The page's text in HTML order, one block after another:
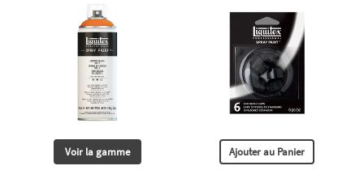
Voir la gamme Ajouter au Panier